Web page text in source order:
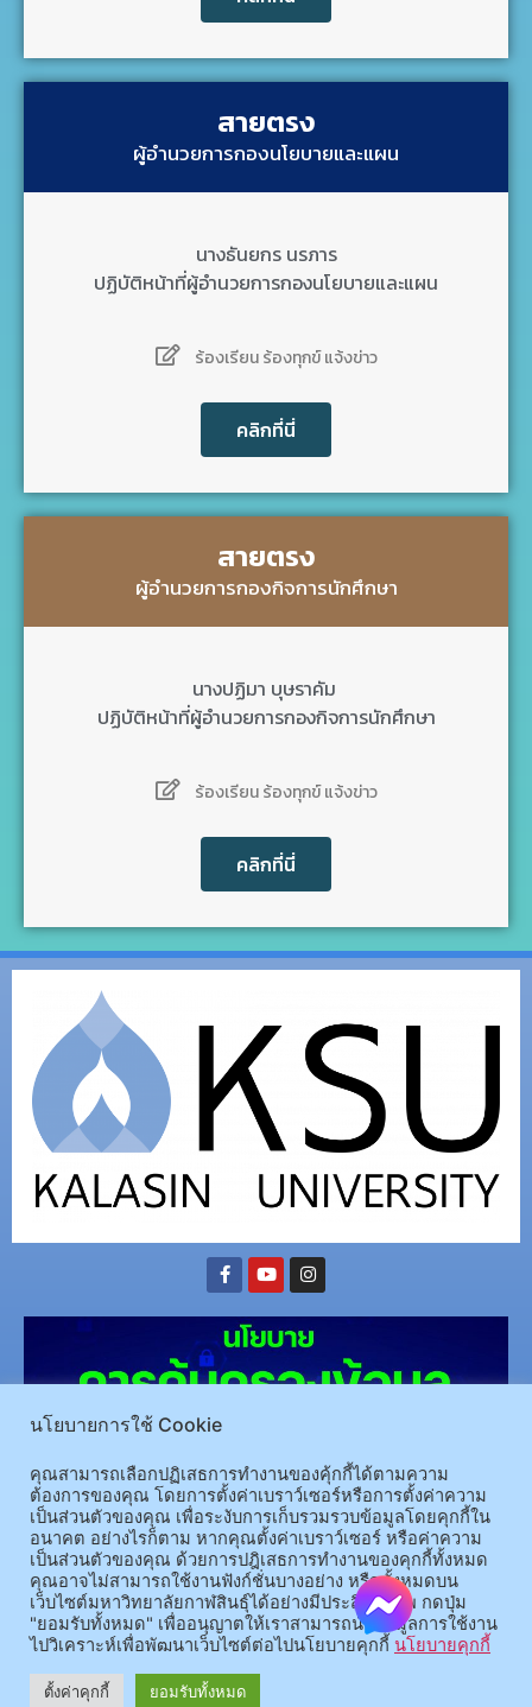
สายตรง
ผู้อำนวยการกองนโยบายและแผน
นางธันยกร นรภาร
ปฏิบัติหน้าที่ผู้อำนวยการกองนโยบายและแผน
ร้องเรียน ร้องทุกข์ แจ้งข่าว
คลิกที่นี่
สายตรง
ผู้อำนวยการกองกิจการนักศึกษา
นางปฏิมา บุษราคัม
ปฏิบัติหน้าที่ผู้อำนวยการกองกิจการนักศึกษา
ร้องเรียน ร้องทุกข์ แจ้งข่าว
คลิกที่นี่
(อ.นามน)13 หมู่ 14 ต.สงเปลือย อ.นามน จ.กาฬสินธุ์ 46230โทรศัพท์ : 043-602-055 โทรสาร :
043-602-044
(อ.เมือง)62/1 ถ.เกษตรสมบูรณ์ ต.กาฬสินธุ์ อ.เมือง จ.กาฬสินธุ์ 46000โทรศัพท์ 043-811128 08-
64584360 โทรสาร 043-813070
© 2025 All rights Reserved.
นโยบายการใช้ Cookie
คุณสามารถเลือกปฏิเสธการทำงานของคุ้กกี้ได้ตามความ
ต้องการของคุณ โดยการตั้งค่าเบราว์เซอร์หรือการตั้งค่าความ
เป็นส่วนตัวของคุณ เพื่อระงับการเก็บรวมรวบข้อมูลโดยคุกกี้ใน
อนาคต อย่างไรก็ตาม หากคุณตั้งค่าเบราว์เซอร์ หรือค่าความ
เป็นส่วนตัวของคุณ ด้วยการปฎิเสธการทำงานของคุกกี้ทั้งหมด
คุณอาจไม่สามารถใช้งานฟังก์ชั่นบางอย่าง หรือทั้งหมดบน
เว็บไซต์มหาวิทยาลัยกาฬสินธุ์ได้อย่างมีประสิทธิภาพ กดปุ่ม
"ยอมรับทั้งหมด" เพื่ออนุญาตให้เราสามารถนำข้อมูลการใช้งาน
ไปวิเคราะห์เพื่อพัฒนาเว็บไซต์ต่อไปนโยบายคุกกี้ นโยบายคุกกี้
ตั้งค่าคุกกี้ ยอมรับทั้งหมด